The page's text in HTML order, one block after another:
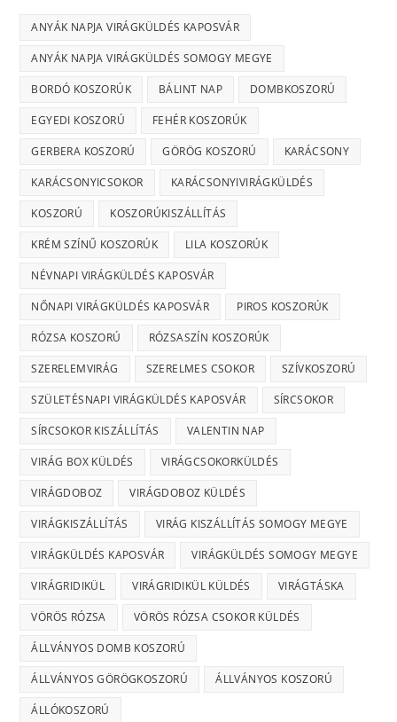
ANYÁK NAPJA VIRÁGKÜLDÉS KAPOSVÁR
ANYÁK NAPJA VIRÁGKÜLDÉS SOMOGY MEGYE
BORDÓ KOSZORÚK BÁLINT NAP DOMBKOSZORÚ
EGYEDI KOSZORÚ FEHÉR KOSZORÚK
GERBERA KOSZORÚ GÖRÖG KOSZORÚ KARÁCSONY
KARÁCSONYICSOKOR KARÁCSONYIVIRÁGKÜLDÉS
KOSZORÚ KOSZORÚKISZÁLLÍTÁS
KRÉM SZÍNŰ KOSZORÚK LILA KOSZORÚK
NÉVNAPI VIRÁGKÜLDÉS KAPOSVÁR
NŐNAPI VIRÁGKÜLDÉS KAPOSVÁR PIROS KOSZORÚK
RÓZSA KOSZORÚ RÓZSASZÍN KOSZORÚK
SZERELEMVIRÁG SZERELMES CSOKOR SZÍVKOSZORÚ
SZÜLETÉSNAPI VIRÁGKÜLDÉS KAPOSVÁR SÍRCSOKOR
SÍRCSOKOR KISZÁLLÍTÁS VALENTIN NAP
VIRÁG BOX KÜLDÉS VIRÁGCSOKORKÜLDÉS
VIRÁGDOBOZ VIRÁGDOBOZ KÜLDÉS
VIRÁGKISZÁLLÍTÁS VIRÁG KISZÁLLÍTÁS SOMOGY MEGYE
VIRÁGKÜLDÉS KAPOSVÁR VIRÁGKÜLDÉS SOMOGY MEGYE
VIRÁGRIDIKÜL VIRÁGRIDIKÜL KÜLDÉS VIRÁGTÁSKA
VÖRÖS RÓZSA VÖRÖS RÓZSA CSOKOR KÜLDÉS
ÁLLVÁNYOS DOMB KOSZORÚ
ÁLLVÁNYOS GÖRÖGKOSZORÚ ÁLLVÁNYOS KOSZORÚ
ÁLLÓKOSZORÚ